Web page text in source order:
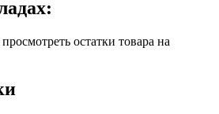
остатки товара на